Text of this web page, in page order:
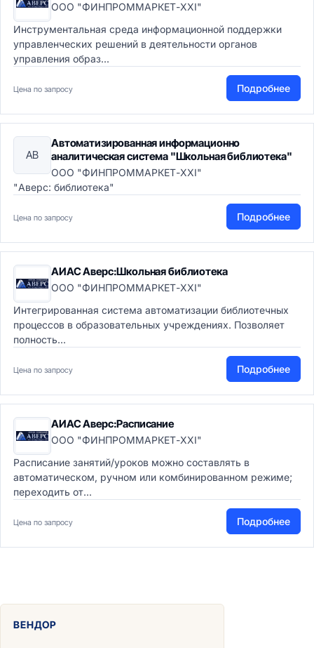
ООО "ФИНПРОММАРКЕТ-XXI"
Инструментальная среда информационной поддержки
управленческих решений в деятельности органов
управления образ...
Цена по запросу Подробнее
АВ
Автоматизированная информационно
аналитическая система "Школьная библиотека"
ООО "ФИНПРОММАРКЕТ-XXI"
"Аверс: библиотека"
Цена по запросу Подробнее
АИАС Аверс:Школьная библиотека
ООО "ФИНПРОММАРКЕТ-XXI"
Интегрированная система автоматизации библиотечных
процессов в образовательных учреждениях. Позволяет
полность...
Цена по запросу Подробнее
АИАС Аверс:Расписание
ООО "ФИНПРОММАРКЕТ-XXI"
Расписание занятий/уроков можно составлять в
автоматическом, ручном или комбинированном режиме;
переходить от...
Цена по запросу Подробнее
ВЕНДОР